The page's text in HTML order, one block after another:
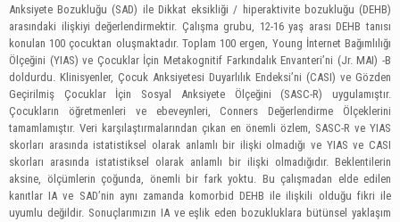
Anksiyete Bozukluğu (SAD) ile Dikkat eksikliği / hiperaktivite bozukluğu (DEHB)
arasındaki ilişkiyi değerlendirmektir. Çalışma grubu, 12-16 yaş arası DEHB tanısı
konulan 100 çocuktan oluşmaktadır. Toplam 100 ergen, Young İnternet Bağımlılığı
Ölçeğini (YIAS) ve Çocuklar İçin Metakognitif Farkındalık Envanteri’ni (Jr. MAI) -B
doldurdu. Klinisyenler, Çocuk Anksiyetesi Duyarlılık Endeksi’ni (CASI) ve Gözden
Geçirilmiş Çocuklar İçin Sosyal Anksiyete Ölçeğini (SASC-R) uygulamıştır.
Çocukların öğretmenleri ve ebeveynleri, Conners Değerlendirme Ölçeklerini
tamamlamıştır. Veri karşılaştırmalarından çıkan en önemli özlem, SASC-R ve YIAS
skorları arasında istatistiksel olarak anlamlı bir ilişki olmadığı ve YIAS ve CASI
skorları arasında istatistiksel olarak anlamlı bir ilişki olmadığıdır. Beklentilerin
aksine, ölçümlerin çoğunda, önemli bir fark yoktu. Bu çalışmadan elde edilen
kanıtlar IA ve SAD’nin aynı zamanda komorbid DEHB ile ilişkili olduğu fikri ile
uyumlu değildir. Sonuçlarımızın IA ve eşlik eden bozukluklara bütünsel yaklaşım